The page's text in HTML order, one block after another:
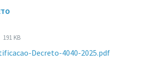
Tamanho
arquivo:
191 KB
Decreto-4040-2025.pdf